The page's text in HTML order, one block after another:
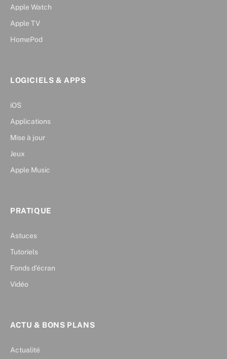
Apple Watch
Apple TV
HomePod
LOGICIELS & APPS
iOS
Applications
Mise à jour
Jeux
Apple Music
PRATIQUE
Astuces
Tutoriels
Fonds d’écran
Vidéo
ACTU & BONS PLANS
Actualité